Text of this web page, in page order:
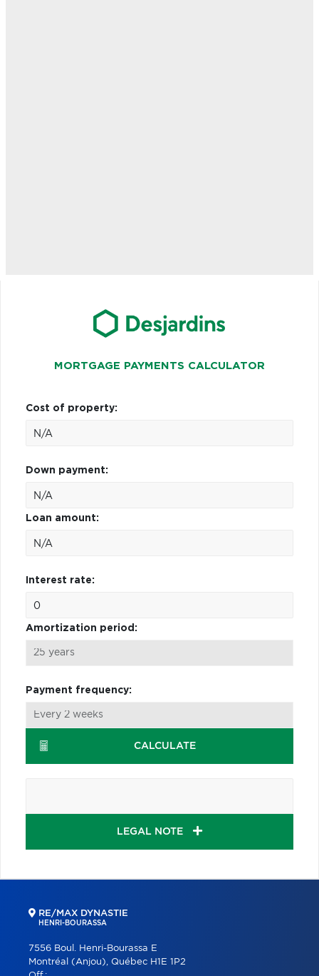
MORTGAGE PAYMENTS CALCULATOR
Cost of property:
Down payment:
Loan amount:
Interest rate:
Amortization period:
Payment frequency:
CALCULATE
LEGAL NOTE
RE/MAX DYNASTIE
HENRI-BOURASSA
7556 Boul. Henri-Bourassa E
Montréal (Anjou), Québec H1E 1P2